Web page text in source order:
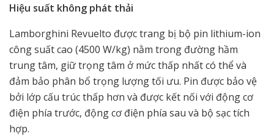
Hiệu suất không phát thải
Lamborghini Revuelto được trang bị bộ pin lithium-ion
công suất cao (4500 W/kg) nằm trong đường hầm
trung tâm, giữ trọng tâm ở mức thấp nhất có thể và
đảm bảo phân bổ trọng lượng tối ưu. Pin được bảo vệ
bởi lớp cấu trúc thấp hơn và được kết nối với động cơ
điện phía trước, động cơ điện phía sau và bộ sạc tích
hợp.